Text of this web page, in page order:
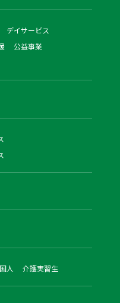
デイサービス
公益事業
人 介護実習生